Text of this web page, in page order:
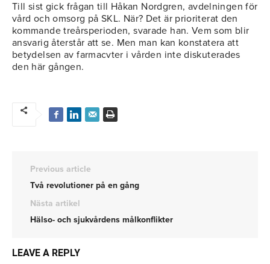
Till sist gick frågan till Håkan Nordgren, avdelningen för
vård och omsorg på SKL. När? Det är prioriterat den
kommande treårsperioden, svarade han. Vem som blir
ansvarig återstår att se. Men man kan konstatera att
betydelsen av farmacvter i vården inte diskuterades
den här gången.
Previous article
Två revolutioner på en gång
Nästa artikel
Hälso- och sjukvårdens målkonflikter
LEAVE A REPLY